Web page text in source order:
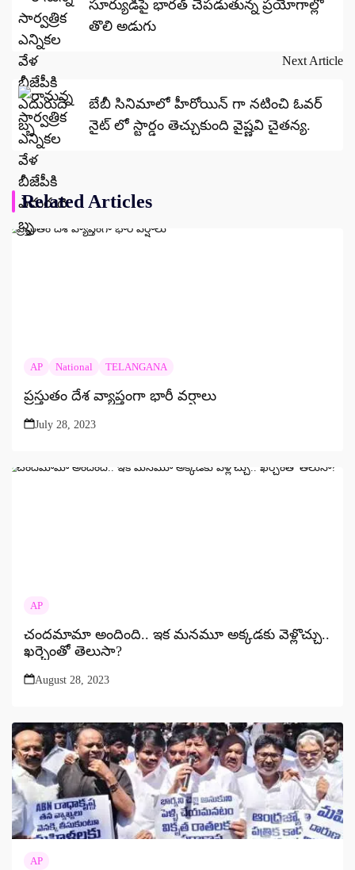
సూర్యుడిపై భారత్ చేపడుతున్న ప్రయోగాల్లో
తొలి అడుగు
Next Article
బేబీ సినిమాలో హీరోయిన్ గా నటించి ఓవర్
నైట్ లో స్టార్డం తెచ్చుకుంది వైష్ణవి చైతన్య.
Related Articles
AP National TELANGANA
ప్రస్తుతం దేశ వ్యాప్తంగా భారీ వర్షాలు
July 28, 2023
AP
చందమామా అందింది.. ఇక మనమూ అక్కడకు వెళ్లొచ్చు..
ఖర్చెంతో తెలుసా?
August 28, 2023
AP